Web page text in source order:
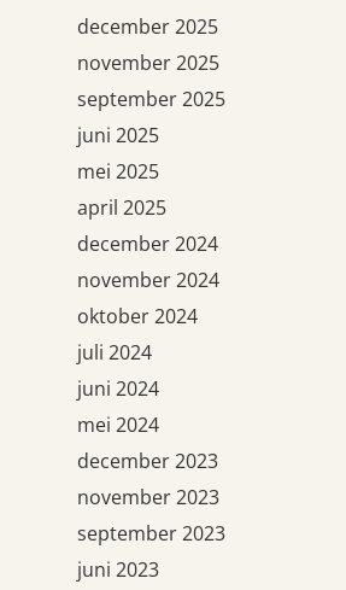
december 2025
november 2025
september 2025
juni 2025
mei 2025
april 2025
december 2024
november 2024
oktober 2024
juli 2024
juni 2024
mei 2024
december 2023
november 2023
september 2023
juni 2023